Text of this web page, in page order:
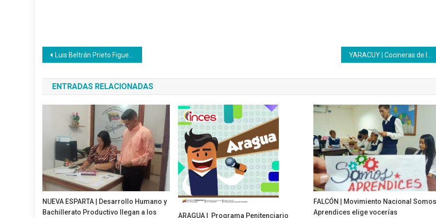
Navegación
de
entradas
Luis Beltrán Prieto Figueroa: 32 años de su paso a la inmortalidad
ENTRADAS RELACIONADAS
NUEVA ESPARTA | Desarrollo Humano y
Bachillerato Productivo llegan a los
ARAGUA | Programa Penitenciario
FALCÓN | Movimiento Nacional
Aprendices elige vocerías